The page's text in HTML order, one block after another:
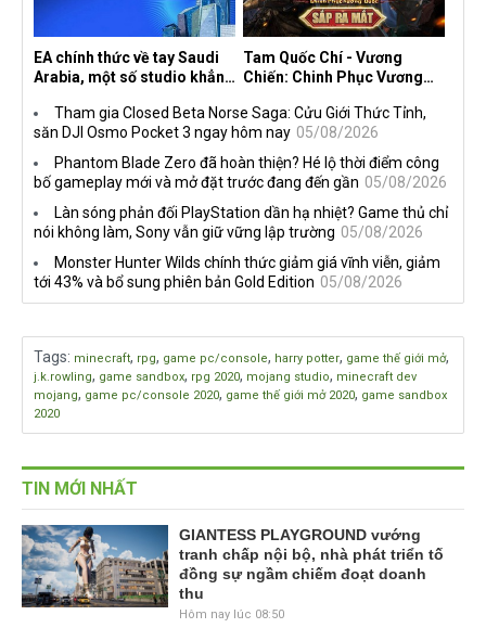
EA chính thức về tay Saudi
Arabia, một số studio khẳng
lược DEI
Tam Quốc Chí - Vương
Chiến: Chinh Phục Vương
sáu thị trường Đông Nam Á
Tham gia Closed Beta Norse Saga: Cửu Giới Thức Tỉnh,
săn DJI Osmo Pocket 3 ngay hôm nay 05/08/2026
Phantom Blade Zero đã hoàn thiện? Hé lộ thời điểm công
bố gameplay mới và mở đặt trước đang đến gần 05/08/2026
Làn sóng phản đối PlayStation dần hạ nhiệt? Game thủ chỉ
nói không làm, Sony vẫn giữ vững lập trường 05/08/2026
Monster Hunter Wilds chính thức giảm giá vĩnh viễn, giảm
tới 43% và bổ sung phiên bản Gold Edition 05/08/2026
Tags: minecraft, rpg, game pc/console, harry potter, game thế giới mở,
j.k.rowling, game sandbox, rpg 2020, mojang studio, minecraft dev
mojang, game pc/console 2020, game thế giới mở 2020, game sandbox
2020
TIN MỚI NHẤT
GIANTESS PLAYGROUND vướng
tranh chấp nội bộ, nhà phát triển tố
đồng sự ngầm chiếm đoạt doanh
thu
Hôm nay lúc 08:50